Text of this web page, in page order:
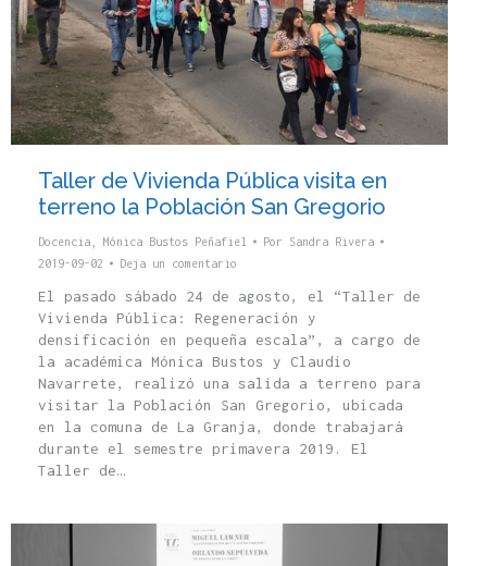
Taller de Vivienda Pública visita en
terreno la Población San Gregorio
Docencia Mónica Bustos Peñafiel Por Sandra Rivera
2019-09-02
Deja un comentario
El pasado sábado 24 de agosto, el “Taller de
Vivienda Pública: Regeneración y
densificación en pequeña escala”, a cargo de
la académica Mónica Bustos y Claudio
Navarrete, realizó una salida a terreno para
visitar la Población San Gregorio, ubicada
en la comuna de La Granja, donde trabajará
durante el semestre primavera 2019. El
Taller de…